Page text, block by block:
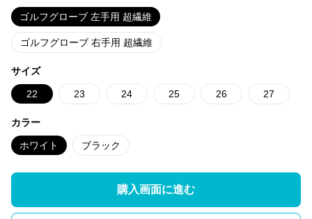
ゴルフグローブ 左手用 超繊維
ゴルフグローブ 右手用 超繊維
サイズ
22 23 24 25 26 27
カラー
ホワイト ブラック
購入画面に進む